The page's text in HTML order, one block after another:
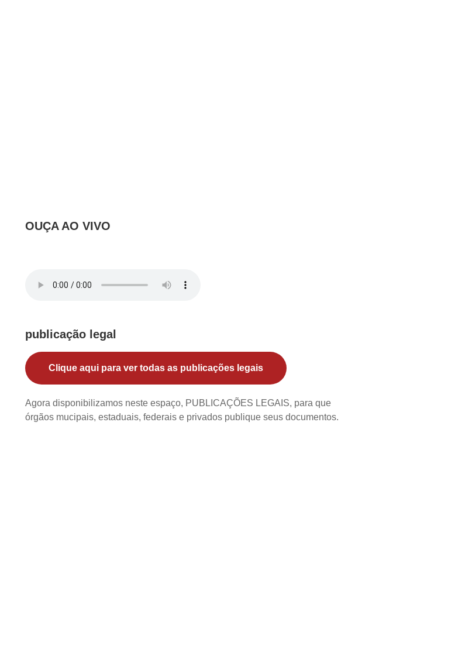
OUÇA AO VIVO
publicação legal
Clique aqui para ver todas as publicações legais
Agora disponibilizamos neste espaço, PUBLICAÇÕES LEGAIS, para que
órgãos mucipais, estaduais, federais e privados publique seus documentos.